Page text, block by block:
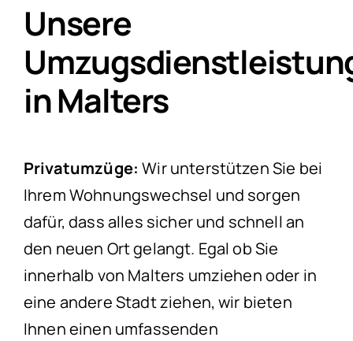
Unsere
in Malters
Privatumzüge: Wir unterstützen Sie bei
Ihrem Wohnungswechsel und sorgen
dafür, dass alles sicher und schnell an
den neuen Ort gelangt. Egal ob Sie
innerhalb von Malters umziehen oder in
eine andere Stadt ziehen, wir bieten
Ihnen einen umfassenden